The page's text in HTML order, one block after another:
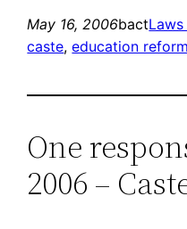
May 16, 2006bact
caste, education reform
One
2006 –